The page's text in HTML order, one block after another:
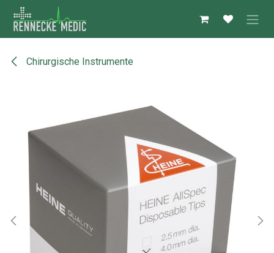
Zum Inhalt springen
Chirurgische Instrumente